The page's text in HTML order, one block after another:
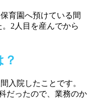
育園へ預けている間
2人目を産んでから
？
入院したことです。
だったので、業務のか